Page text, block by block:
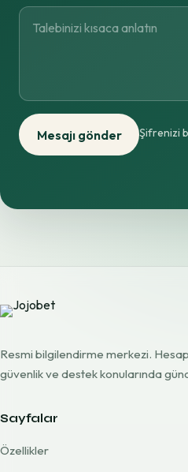
Mesajı gönder Şifrenizi
Resmi bilgilendirme merkezi.
güvenlik ve destek konularında
Sayfalar
Özellikler